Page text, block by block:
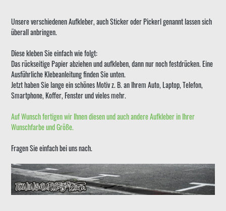
Unsere verschiedenen Aufkleber, auch Sticker oder Pickerl genannt lassen sich
überall anbringen.
Diese kleben Sie einfach wie folgt:
Das rückseitige Papier abziehen und aufkleben, dann nur noch festdrücken. Eine
Ausführliche Klebeanleitung finden Sie unten.
Jetzt haben Sie lange ein schönes Motiv z. B. an Ihrem Auto, Laptop, Telefon,
Smartphone, Koffer, Fenster und vieles mehr.
Auf Wunsch fertigen wir Ihnen diesen und auch andere Aufkleber in Ihrer
Wunschfarbe und Größe.
Fragen Sie einfach bei uns nach.